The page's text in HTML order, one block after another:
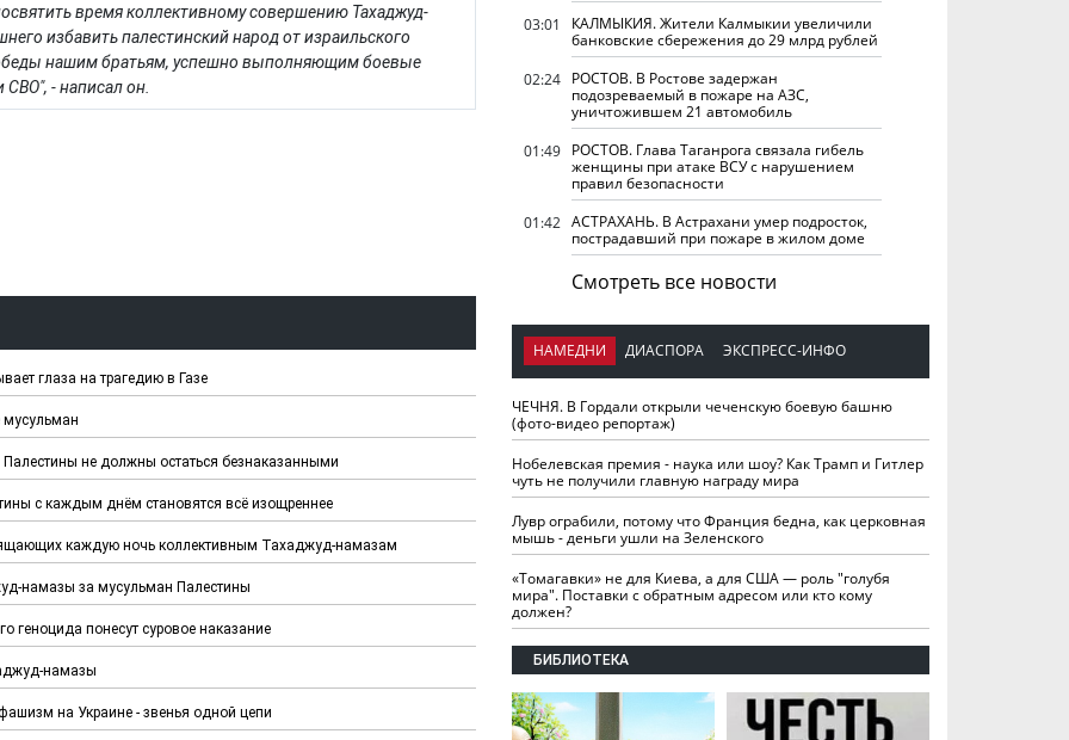
время коллективному совершению Тахаджуд-
избавить палестинский народ от израильского
нашим братьям, успешно выполняющим боевые
- написал он.
глаза на трагедию в Газе
не должны остаться безнаказанными
с каждым днём становятся всё изощреннее
каждую ночь коллективным Тахаджуд-намазам
намазы за мусульман Палестины
понесут суровое наказание
намазы
на Украине - звенья одной цепи
03:01
КАЛМЫКИЯ. Жители Калмыкии увеличили
банковские сбережения до 29 млрд рублей
02:24 РОСТОВ. В Ростове задержан
подозреваемый в пожаре на АЗС,
уничтожившем 21 автомобиль
01:49 РОСТОВ. Глава Таганрога связала гибель
женщины при атаке ВСУ с нарушением
правил безопасности
01:42 АСТРАХАНЬ. В Астрахани умер подросток,
пострадавший при пожаре в жилом доме
Смотреть все новости
НАМЕДНИ ДИАСПОРА ЭКСПРЕСС-ИНФО
ЧЕЧНЯ. В Гордали открыли чеченскую боевую башню
(фото-видео репортаж)
Нобелевская премия - наука или шоу? Как Трамп и Гитлер
чуть не получили главную награду мира
Лувр ограбили, потому что Франция бедна, как церковная
мышь - деньги ушли на Зеленского
«Томагавки» не для Киева, а для США — роль "голубя
мира". Поставки с обратным адресом или кто кому
должен?
БИБЛИОТЕКА